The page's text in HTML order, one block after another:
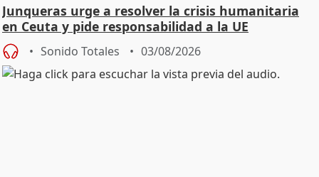
Junqueras urge a resolver la crisis humanitaria
en Ceuta y pide responsabilidad a la UE
Sonido Totales 03/08/2026